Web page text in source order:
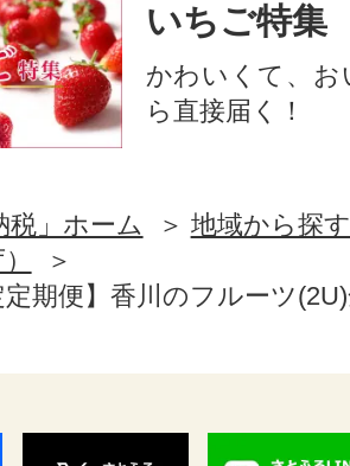
いちご特集
かわいくて、
ら直接届く！
税」ホーム
地域から探す
定期便】香川のフルーツ